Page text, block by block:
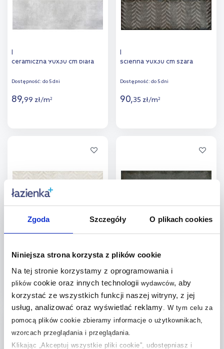
Zgoda Szczegóły O plikach cookies
Niniejsza strona korzysta z plików cookie
Na tej stronie korzystamy z oprogramowania i
plikówcookie oraz innych technologii wydawców, aby
korzystać ze wszystkich funkcji naszej witryny, z jej
usług, analizować oraz wyświetlać reklamy
W tym celu za
pomocą plików cookie zbieramy informacje o użytkownikach,
wzorcach przeglądania i przeglądania.
Klikając „Akceptuj wszystkie pliki cookie”, udostępniasz i
Halcon Gris płytka
ceramiczna 90x30 cm biała
Dostępność: do 5 dni
89,99 zł/m2
Euroceramic Venezia płytka
ścienna 90x30 cm szara
Dostępność: do 5 dni
90,35 zł/m2
Euroceramic Venezia płytka
ścienna 90x30 cm biała
Dostępność:do 5 dni
90,35 zł/m2
Więcej
Dodaj do
porównania
Euroceramic Venezia płytka
ścienna 90x30 cm szara
Dostępność: do 5 dni
90,35zł/m 2
Więcej
Dodaj do